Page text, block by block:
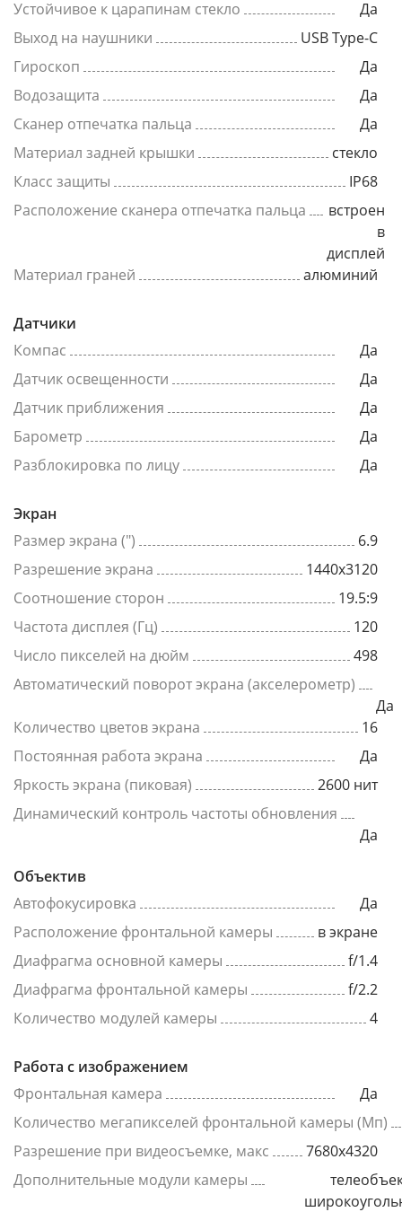
Устойчивое к царапинам стекло
Да
Выход на наушники
USB Type-C
Гироскоп
Да
Водозащита
Да
Сканер отпечатка пальца
Да
Материал задней крышки
стекло
Класс защиты
IP68
Расположение сканера отпечатка пальца
встроен
в
дисплей
Материал граней
алюминий
Датчики
Компас
Да
Датчик освещенности
Да
Датчик приближения
Да
Барометр
Да
Разблокировка по лицу
Да
Экран
Размер экрана (")
6.9
Разрешение экрана
1440x3120
Соотношение сторон
19.5:9
Частота дисплея (Гц)
120
Число пикселей на дюйм
498
Автоматический поворот экрана (акселерометр)
Да
Количество цветов экрана
16
Постоянная работа экрана
Да
Яркость экрана (пиковая)
2600 нит
Динамический контроль частоты обновления
Да
Объектив
Автофокусировка
Да
Расположение фронтальной камеры
в экране
Диафрагма основной камеры
f/1.4
Диафрагма фронтальной камеры
f/2.2
Количество модулей камеры
4
Работа с изображением
Фронтальная камера
Да
Количество мегапикселей фронтальной камеры (Мп)
Разрешение при видеосъемке, макс
7680x4320
Дополнительные модули камеры